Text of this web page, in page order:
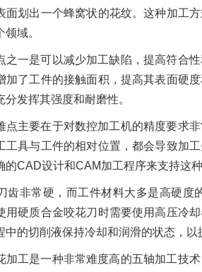
面划出一个蜂窝状的花纹。这种加工
域。
之一是可以减少加工缺陷，提高符合
加了工件的接触面积，提高其表面硬
发挥其强度和耐磨性。
点主要在于对数控加工机的精度要求
工具与工件的相对位置，都会导致加
的CAD设计和CAM加工程序来支持这
齿非常硬，而工件材料大多是高硬
用硬质合金咬花刀时需要使用高压冷
的切削液保持冷却和润滑的状态，以
加工是一种非常难度高的五轴加工技